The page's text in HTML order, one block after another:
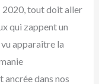
2020, tout doit aller
qui zappent un
apparaître la
dans nos